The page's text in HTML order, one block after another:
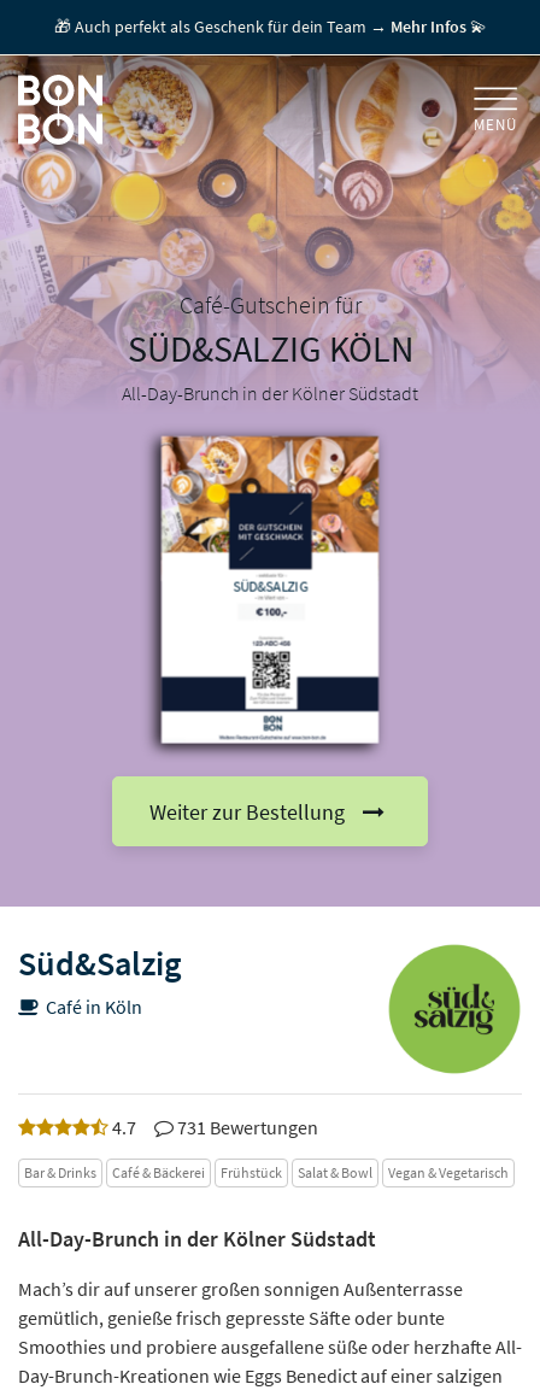
GUTSCHEIN EINLÖSEN
+
FÜR FIRMEN / MITARBEITERGESCHENK
+
GESCHENKGUTSCHEINE
FÜR GASTRONOMEN
🎁 Auch perfekt als Geschenk für dein Team → Mehr Infos💫
MENÜ
All-Day-Brunch in der Kölner Südstadt
Café-Gutschein für
SÜD&SALZIGKÖLN
SÜD&SALZIG
Weiter zur Bestellung
Süd&Salzig
Café in Köln
4.7 731 Bewertungen
Bar & Drinks Café & Bäckerei Frühstück Salat & Bowl Vegan & Vegetarisch
All-Day-Brunch in der Kölner Südstadt
Mach’s dir auf unserer großen sonnigen Außenterrasse
gemütlich, genieße frisch gepresste Säfte oder bunte
Smoothies und probiere ausgefallene süße oder herzhafte All-
Day-Brunch-Kreationen wie Eggs Benedict auf einer salzigen